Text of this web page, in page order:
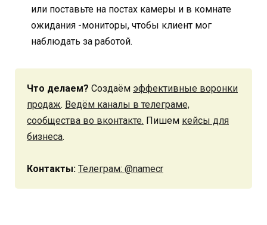
или поставьте на постах камеры и в комнате
ожидания -мониторы, чтобы клиент мог
наблюдать за работой.
Что делаем? Создаём эффективные воронки
продаж. Ведём каналы в телеграме,
сообщества во вконтакте. Пишем кейсы для
бизнеса.
Контакты: Телеграм: @namecr